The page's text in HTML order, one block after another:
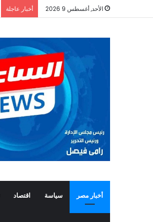
الأحد, أغسطس 9 2026 أخبار عاجلة
أخبار مصر سياسة اقتصاد